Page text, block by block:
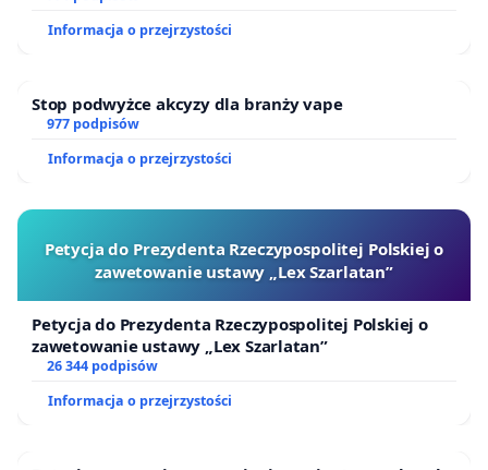
Informacja o przejrzystości
Stop podwyżce akcyzy dla branży vape
977 podpisów
Informacja o przejrzystości
Petycja do Prezydenta Rzeczypospolitej Polskiej o
zawetowanie ustawy „Lex Szarlatan”
Petycja do Prezydenta Rzeczypospolitej Polskiej o
zawetowanie ustawy „Lex Szarlatan”
26 344 podpisów
Informacja o przejrzystości